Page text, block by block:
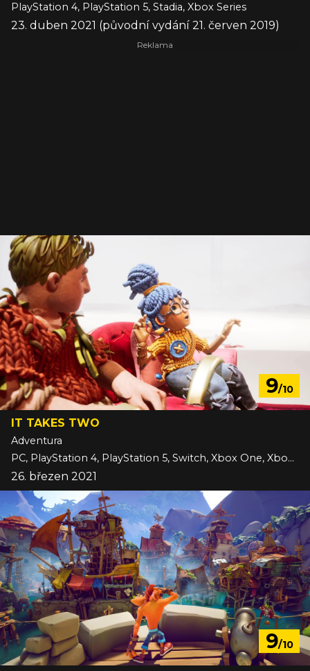
PlayStation 4, PlayStation 5, Stadia, Xbox Series
23. duben 2021 (původní vydání 21. červen 2019)
9/10
IT TAKES TWO
Adventura
PC, PlayStation 4, PlayStation 5, Switch, Xbox One, Xbox Series
26. březen 2021
9/10